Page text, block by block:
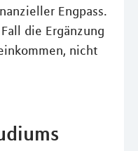
Engpass.
die Ergänzung
nicht